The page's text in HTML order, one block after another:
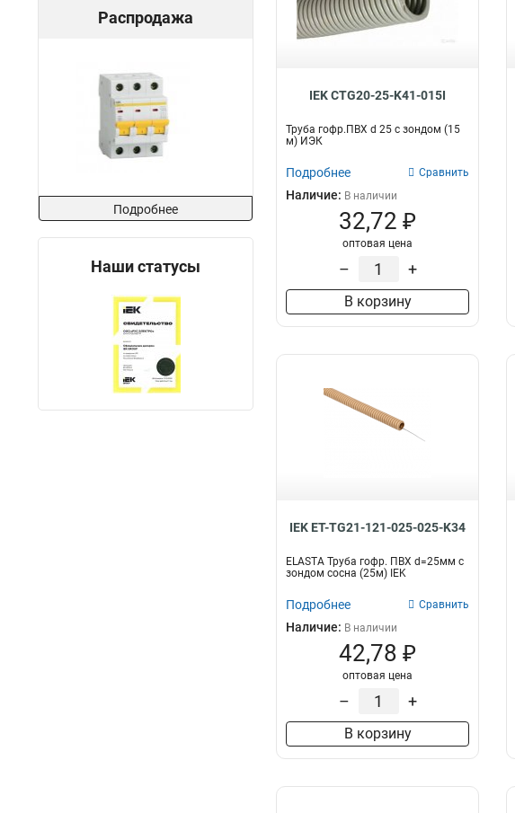
Распродажа
Подробнее
Наши статусы
IEK CTG20-25-K41-015I
Труба гофр.ПВХ d 25 с зондом (15
м) ИЭК
Подробнее Сравнить
Наличие: В наличии
32,72 ₽
оптовая цена
– +
В корзину
IEK ET-TG21-121-025-025-K34
ELASTA Труба гофр. ПВХ d=25мм с
зондом сосна (25м) IEK
Подробнее Сравнить
Наличие: В наличии
42,78 ₽
оптовая цена
– +
В корзину